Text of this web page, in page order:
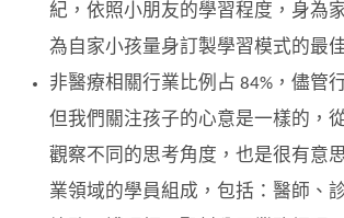
紀，依照小朋友的學習程度，身為
為自家小孩量身訂製學習模式的最
非醫療相關行業比例占 84%，儘管
但我們關注孩子的心意是一樣的，
觀察不同的思考角度，也是很有意
業領域的學員組成，包括：醫師、